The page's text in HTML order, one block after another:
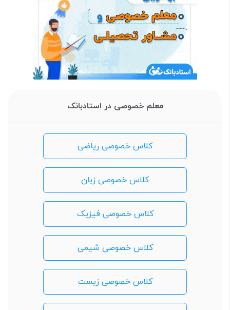
معلم خصوصی در استادبانک
کلاس خصوصی ریاضی
کلاس خصوصی زبان
کلاس خصوصی فیزیک
کلاس خصوصی شیمی
کلاس خصوصی زیست